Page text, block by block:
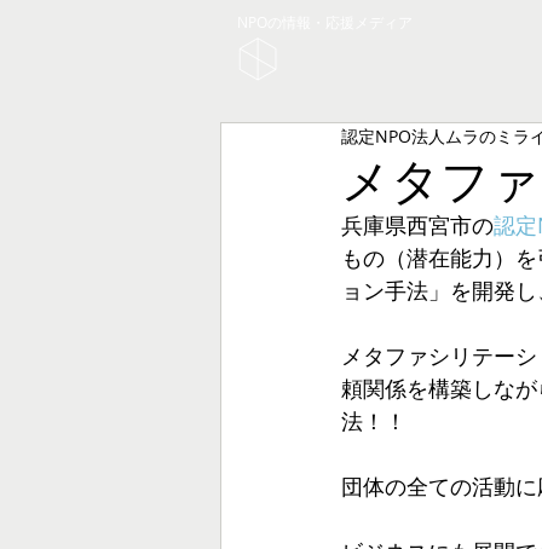
メタフ
認定NPO法人ムラのミラ
兵庫県西宮市の認
もの（潜在能力）
ョン手法」を開発
メタファシリテー
頼関係を構築しな
法！！
団体の全ての活動